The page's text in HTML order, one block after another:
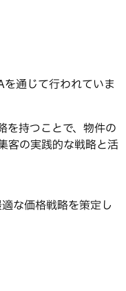
通じて行われていま
を持つことで、物件の
客の実践的な戦略と活
な価格戦略を策定し